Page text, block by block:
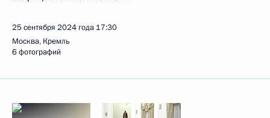
25 сентября 2024 года 17:30
Москва, Кремль
6 фотографий